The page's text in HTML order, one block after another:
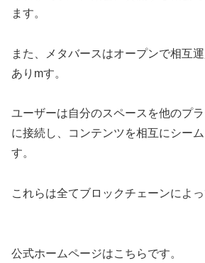
ます。
また、メタバースはオープンで相互
ありmす。
ユーザーは自分のスペースを他のプ
に接続し、コンテンツを相互にシー
す。
これらは全てブロックチェーンによっ
公式ホームページはこちらです。